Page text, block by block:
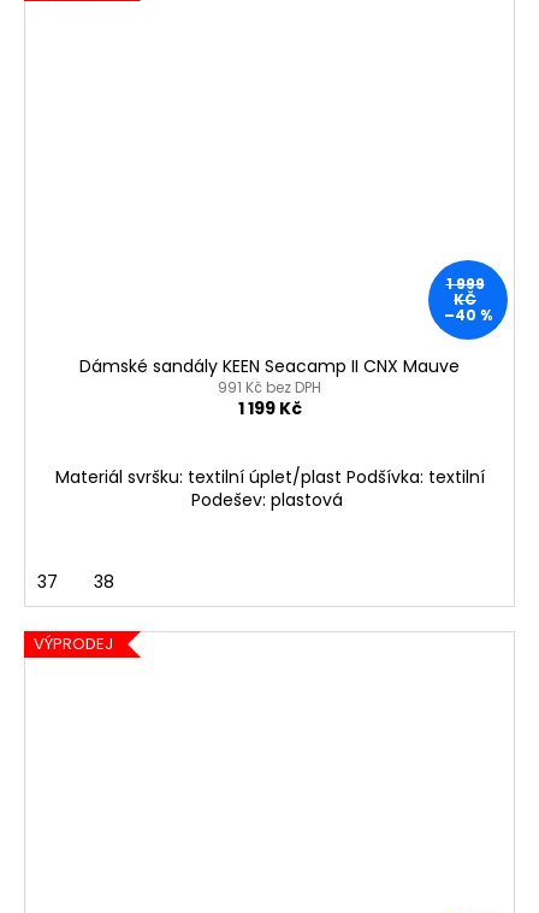
1 999
KČ
–40 %
Dámské sandály KEEN Seacamp II CNX Mauve
991 Kč bez DPH
1 199 Kč
Materiál svršku: textilní úplet/plast Podšívka: textilní
Podešev: plastová
37 38
VÝPRODEJ